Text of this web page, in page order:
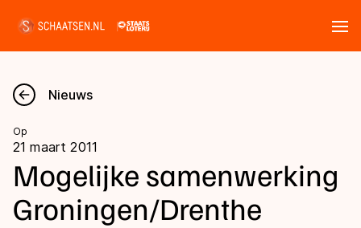
Nieuws
Kalender
Disciplines
Nieuws
Op
21 maart 2011
Mogelijke samenwerking
Groningen/Drenthe